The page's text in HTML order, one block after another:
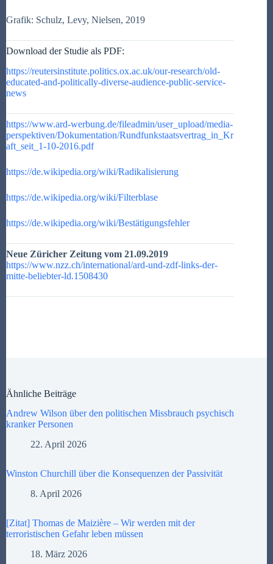
Grafik: Schulz, Levy, Nielsen, 2019
Download der Studie als PDF:
https://reutersinstitute.politics.ox.ac.uk/our-research/old-
educated-and-politically-diverse-audience-public-service-
news
https://www.ard-werbung.de/fileadmin/user_upload/media-
perspektiven/Dokumentation/Rundfunkstaatsvertrag_in_Kr
aft_seit_1-10-2016.pdf
https://de.wikipedia.org/wiki/Radikalisierung
https://de.wikipedia.org/wiki/Filterblase
https://de.wikipedia.org/wiki/Bestätigungsfehler
Neue Züricher Zeitung vom 21.09.2019
https://www.nzz.ch/international/ard-und-zdf-links-der-
mitte-beliebter-ld.1508430
Ähnliche Beiträge
Andrew Wilson über den politischen Missbrauch psychisch
kranker Personen
22. April 2026
Winston Churchill über die Konsequenzen der Passivität
8. April 2026
[Zitat] Thomas de Maizière – Wir werden mit der
terroristischen Gefahr leben müssen
18. März 2026